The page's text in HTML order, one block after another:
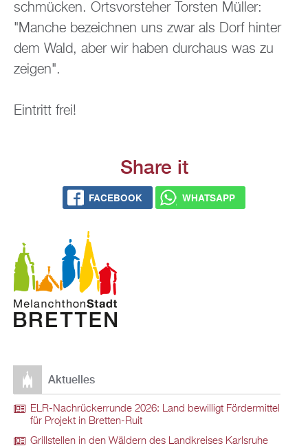
schmü­cken. Orts­vor­ste­her Tors­ten Mül­ler:
"Man­che be­zeich­nen uns zwar als Dorf hin­ter
dem Wald, aber wir haben durch­aus was zu
zei­gen".
Ein­tritt frei!
Share it
FACE­BOOK WHATS­APP
Ak­tu­el­les
ELR-Nach­rü­ck­er­run­de 2026: Land be­wil­ligt För­der­mit­tel
für Pro­jekt in Brett­en-Ruit
Grill­stel­len in den Wäl­dern des Land­krei­ses Karls­ru­he